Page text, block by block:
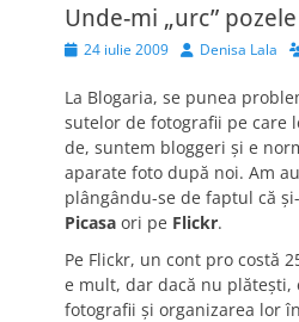
Unde-mi „urc”
Posted24 iulie 2009 AuthorDenisa Lala
La Blogaria, se punea
sutelor de fotografii pe care
de, suntem bloggeri şi e
aparate foto după noi. Am
plângându-se de faptul că
Picasa ori pe Flickr.
Pe Flickr, un cont pro costă
e mult, dar dacă nu plăteşti,
fotografii şi organizarea lor